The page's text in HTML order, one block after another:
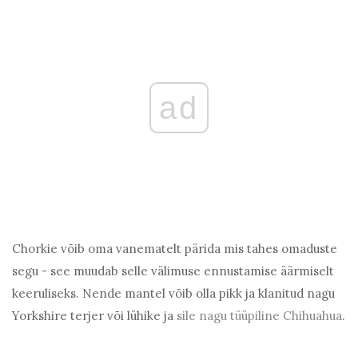
ad
Chorkie võib oma vanematelt pärida mis tahes omaduste
segu - see muudab selle välimuse ennustamise äärmiselt
keeruliseks. Nende mantel võib olla pikk ja klanitud nagu
Yorkshire terjer või lühike ja sile nagu tüüpiline Chihuahua.